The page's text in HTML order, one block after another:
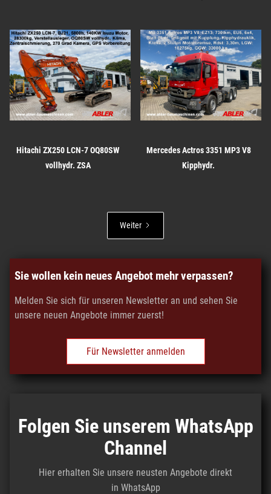
Hitachi ZX250 LCN-7 OQ80SW
vollhydr. ZSA
Mercedes Actros 3351 MP3 V8
Kipphydr.
Weiter
Sie wollen kein neues Angebot mehr verpassen?
Melden Sie sich für unseren Newsletter an und sehen Sie
unsere neuen Angebote immer zuerst!
Für Newsletter anmelden
Folgen Sie unserem WhatsApp
Channel
Hier erhalten Sie unsere neusten Angebote direkt
in WhatsApp